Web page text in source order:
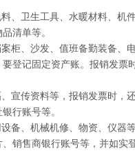
、卫生工具、水暖材料、机
清单等。
柜、沙发、值班备勤装备、
登记固定资产账。报销发票
宣传资料等，报销发票时，
行账号等。
备、机械机修、物资、仪器
销售商银行账号等，并如实